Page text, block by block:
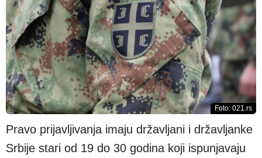
Foto: 021.rs
Pravo prijavljivanja imaju državljani i državljanke
Srbije stari od 19 do 30 godina koji ispunjavaju